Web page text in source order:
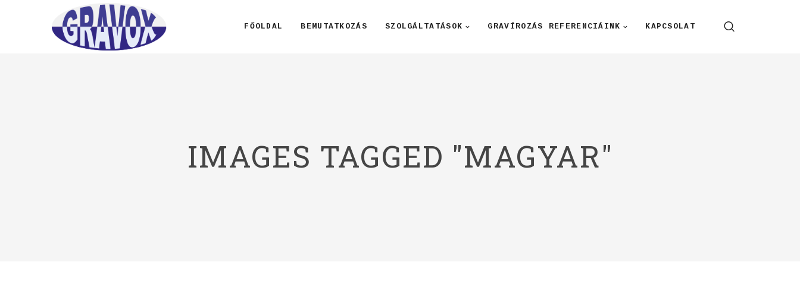
FŐOLDAL BEMUTATKOZÁS SZOLGÁLTATÁSOK GRAVÍROZÁS REFERENCIÁINK KAPCSOLAT
IMAGES TAGGED "MAGYAR"